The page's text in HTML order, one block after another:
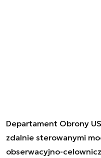
Departament Obrony
zdalnie sterowanymi
obserwacyjno-